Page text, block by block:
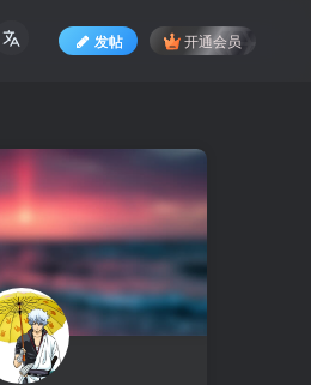
发帖 开通会员